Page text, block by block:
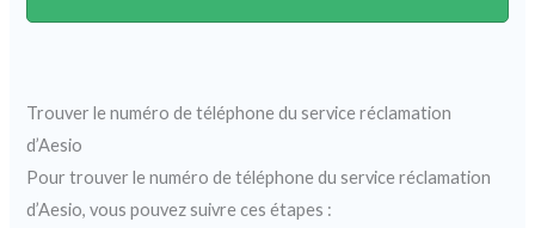
Trouver le numéro de téléphone du service réclamation
d’Aesio
Pour trouver le numéro de téléphone du service réclamation
d’Aesio, vous pouvez suivre ces étapes :